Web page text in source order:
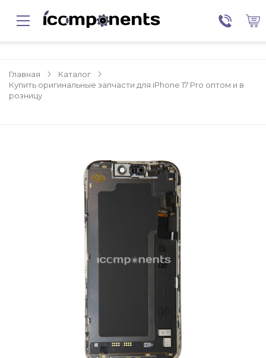
Главная
Каталог
Купить оригинальные запчасти для iPhone 17 Pro оптом и в
розницу